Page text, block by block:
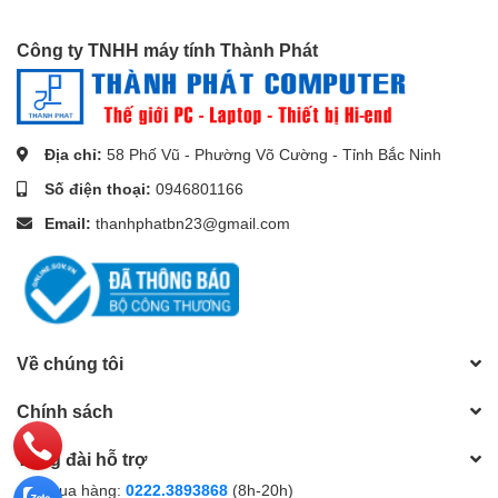
Thông tin chung
Điều kiện hoạt động
trở xuống (không ngưng tụ)
Nguồn điện
DC 5V / 2A
Mức tiêu thụ điện năng
Dải tia hồng ngoại
Tối đa 10 m
Kích thước
88 × 88,2 × 119 mm
Kích thước đóng gói
103 × 103 × 186 mm
Công ty TNHH máy tính Thành Phát
Địa chỉ: 58 Phố Vũ - Phường Võ Cường - Tỉnh Bắc Ninh
Số điện thoại: 0946801166
Email: thanhphatbn23@gmail.com
Về chúng tôi
Chính sách
Tổng đài hỗ trợ
Gọi mua hàng: 0222.3893868 (8h-20h)